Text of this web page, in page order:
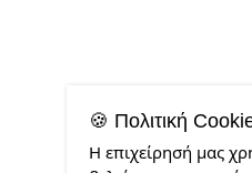
🍪 Πολιτική
Η επιχείρησή μας